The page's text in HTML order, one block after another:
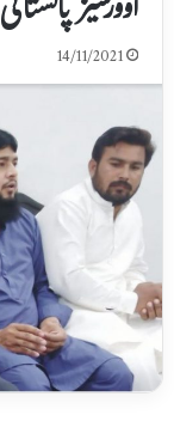
14/11/2021